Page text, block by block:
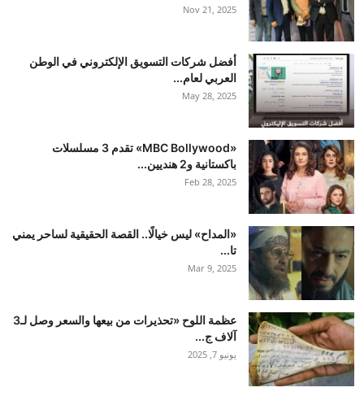
Nov 21, 2025
أفضل شركات التسويق الإلكتروني في الوطن
العربي لعام...
May 28, 2025
«MBC Bollywood» تقدم 3 مسلسلات
باكستانية و2 هنديين...
Feb 28, 2025
«المداح» ليس خيالًا.. القصة الحقيقية لساحر يمني
تا...
Mar 9, 2025
عظمة اللوح «تحذيرات من بيعها والسعر وصل لـ3
آلاف ج...
يونيو 7, 2025